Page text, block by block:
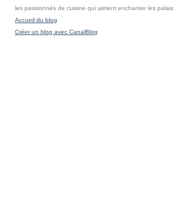
les passionnés de cuisine qui aiment enchanter les palais.
Accueil du blog
Créer un blog avec CanalBlog